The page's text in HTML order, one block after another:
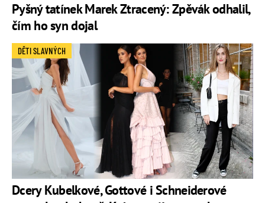
Pyšný tatínek Marek Ztracený: Zpěvák odhalil,
čím ho syn dojal
Dcery Kubelkové, Gottové i Schneiderové
DĚTI SLAVNÝCH